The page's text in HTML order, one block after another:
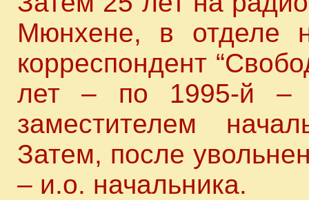
Мюнхене, в отделе
корреспондент
лет – по 1995-й –
заместителем
Затем, после
– и.о. начальника.